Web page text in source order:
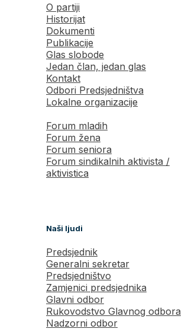
O partiji
Historijat
Dokumenti
Publikacije
Glas slobode
Jedan član, jedan glas
Kontakt
Odbori Predsjedništva
Lokalne organizacije
Forum mladih
Forum žena
Forum seniora
Forum sindikalnih aktivista /
aktivistica
Naši ljudi
Predsjednik
Generalni sekretar
Predsjedništvo
Zamjenici predsjednika
Glavni odbor
Rukovodstvo Glavnog odbora
Nadzorni odbor